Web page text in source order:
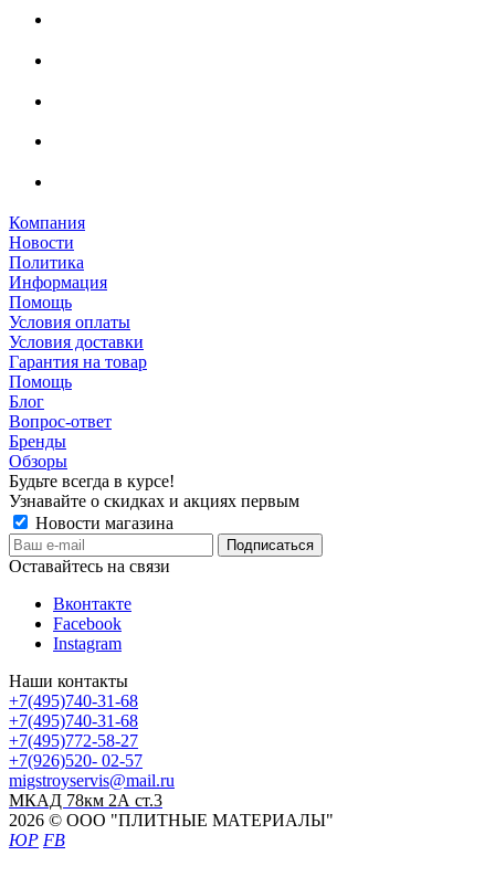
Компания
Новости
Политика
Информация
Помощь
Условия оплаты
Условия доставки
Гарантия на товар
Помощь
Блог
Вопрос-ответ
Бренды
Обзоры
Будьте всегда в курсе!
Узнавайте о скидках и акциях первым
Новости магазина
Оставайтесь на связи
Вконтакте
Facebook
Instagram
Наши контакты
+7(495)740-31-68
+7(495)740-31-68
+7(495)772-58-27
+7(926)520- 02-57
migstroyservis@mail.ru
МКАД 78км 2А ст.3
2026 © ООО "ПЛИТНЫЕ МАТЕРИАЛЫ"
ЮР FB